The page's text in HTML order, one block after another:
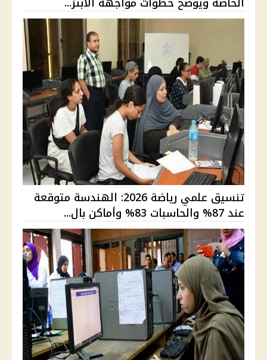
تنسيق علمي رياضة 2026: الهندسة متوقعة
عند 87% والحاسبات 83% وأماكن بال...